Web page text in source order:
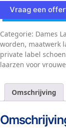
Vraag een
Categorie: Dames
worden, maatwerk
private label
laarzen voor
Omschrijving